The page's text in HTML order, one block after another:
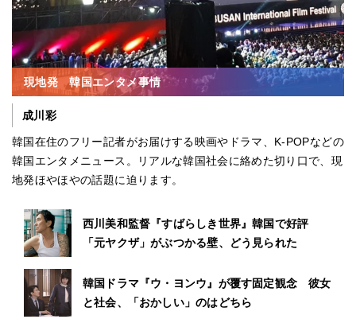
現地発 韓国エンタメ事情
成川彩
韓国在住のフリー記者がお届けする映画やドラマ、K-POPなどの
韓国エンタメニュース。リアルな韓国社会に絡めた切り口で、現
地発ほやほやの話題に迫ります。
西川美和監督『すばらしき世界』韓国で好評
「元ヤクザ」がぶつかる壁、どう見られた
韓国ドラマ『ウ・ヨンウ』が覆す固定観念 彼女
と社会、「おかしい」のはどちら